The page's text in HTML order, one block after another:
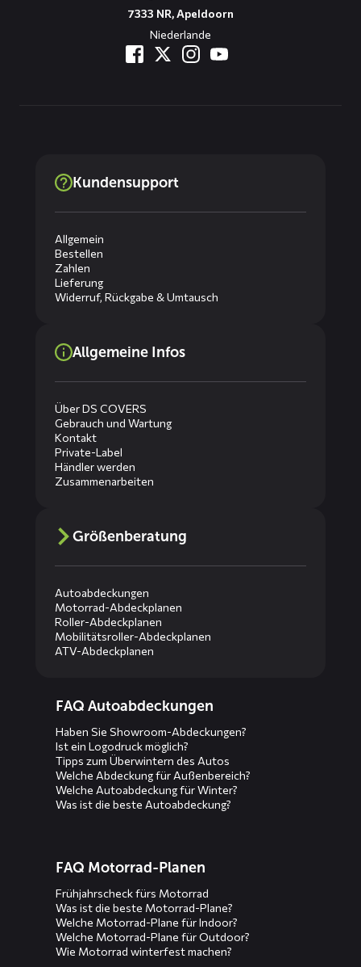
7333 NR, Apeldoorn
Niederlande
Kundensupport
Allgemein
Bestellen
Zahlen
Lieferung
Widerruf, Rückgabe & Umtausch
Allgemeine Infos
Über DS COVERS
Gebrauch und Wartung
Kontakt
Private-Label
Händler werden
Zusammenarbeiten
Größenberatung
Autoabdeckungen
Motorrad-Abdeckplanen
Roller-Abdeckplanen
Mobilitätsroller-Abdeckplanen
ATV-Abdeckplanen
menusFAQ Autoabdeckungen
Haben Sie Showroom-Abdeckungen?
Ist ein Logodruck möglich?
Tipps zum Überwintern des Autos
Welche Abdeckung für Außenbereich?
Welche Autoabdeckung für Winter?
Was ist die beste Autoabdeckung?
FAQ Motorrad-Planen
Frühjahrscheck fürs Motorrad
Was ist die beste Motorrad-Plane?
Welche Motorrad-Plane für Indoor?
Welche Motorrad-Plane für Outdoor?
Wie Motorrad winterfest machen?